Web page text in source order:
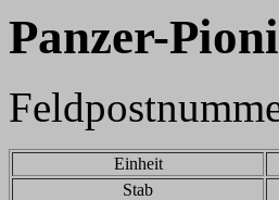
Panzer-
Einheit
Stab